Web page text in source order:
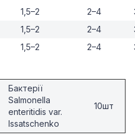
1,5–2 2–4
1,5–2 2–4
1,5–2 2–4
Бактерії
Salmonella
enteritidis var.
Issatschenko
10шт